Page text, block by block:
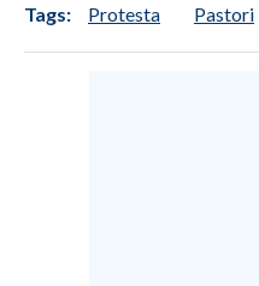
Tags: Protesta Pastori